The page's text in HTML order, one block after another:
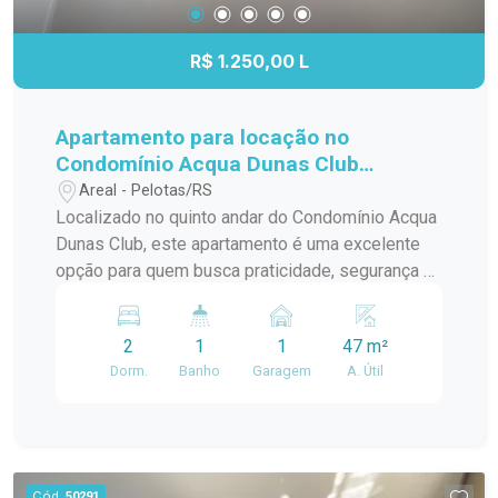
morar junto à natureza e a segurança de um
condomínio planejado.
R$ 1.250,00 L
Apartamento para locação no
Condomínio Acqua Dunas Club
Conforto, lazer e excelente
localização
Areal - Pelotas/RS
Localizado no quinto andar do Condomínio Acqua
Dunas Club, este apartamento é uma excelente
opção para quem busca praticidade, segurança e
distribuídos, sacada com churrasqueira e uma
infraestrutura completa de condomínio, o imóvel
oferece conforto para toda a família. Localização
e próximo à Avenida Ferreira Viana. A região
2
Dorm.
1
Banho
1
Garagem
47 m²
A. Útil